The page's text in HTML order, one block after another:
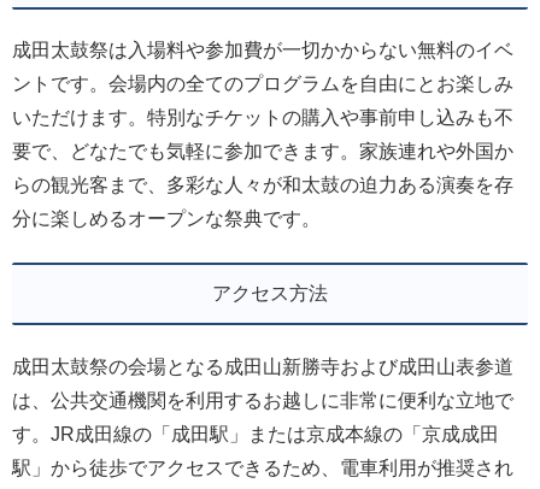
成田太鼓祭は入場料や参加費が一切かからない無料のイベ
ントです。会場内の全てのプログラムを自由にとお楽しみ
いただけます。特別なチケットの購入や事前申し込みも不
要で、どなたでも気軽に参加できます。家族連れや外国か
らの観光客まで、多彩な人々が和太鼓の迫力ある演奏を存
分に楽しめるオープンな祭典です。
アクセス方法
成田太鼓祭の会場となる成田山新勝寺および成田山表参道
は、公共交通機関を利用するお越しに非常に便利な立地で
す。JR成田線の「成田駅」または京成本線の「京成成田
駅」から徒歩でアクセスできるため、電車利用が推奨され